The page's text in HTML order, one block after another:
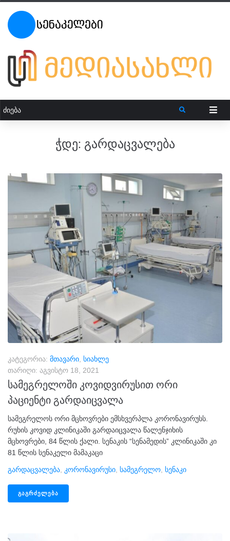
ჭდე: გარდაცვალება
კატეგორია: მთავარი სიახლე
თარიღი: აგვისტო 18, 2021
სამეგრელოში კოვიდვირუსით ორი
პაციენტი გარდაიცვალა
სამეგრელოს ორი მცხოვრები ემსხვერპლა კორონავირუსს.
რუხის კოვიდ კლინიკაში გარდაიცვალა წალენჯიხის
მცხოვრები, 84 წლის ქალი. სენაკის “სენამედის” კლინიკაში კი
81 წლის სენაკელი მამაკაცი
Გარდაცვალება Კორონავირუსი Სამეგრელო Სენაკი
ᲒᲐᲒᲠᲫᲔᲚᲔᲑᲐ